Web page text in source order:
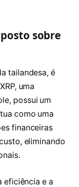
sobre
tailandesa, é
uma
possui um
como uma
financeiras
eliminando
eficiência e a